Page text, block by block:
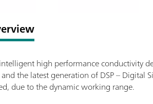
high performance conductivity
the latest generation of DSP – Digital
due to the dynamic working range.